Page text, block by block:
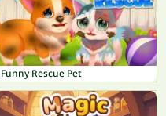
Funny Rescue Pet